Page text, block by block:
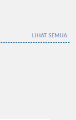
LIHAT SEMUA